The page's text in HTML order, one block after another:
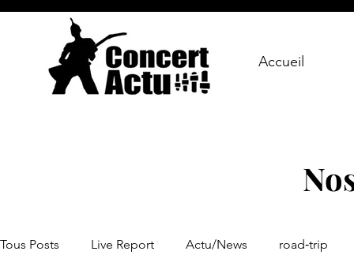
Accueil
Tous Posts Live Report Actu/News road‑trip